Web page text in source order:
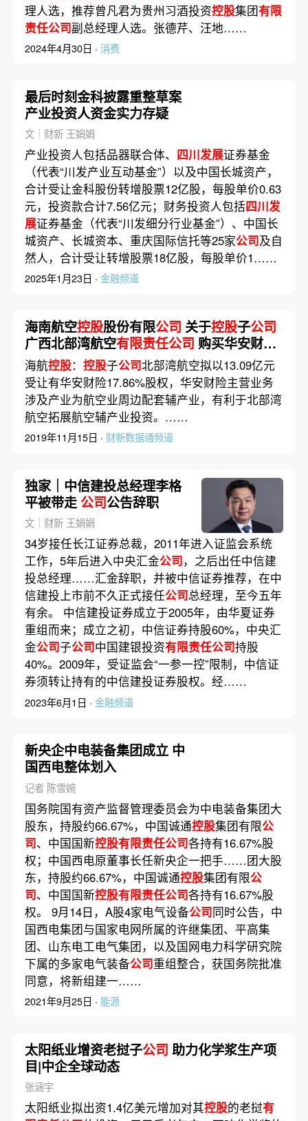
理人选，推荐曾凡君为贵州习酒投资控股集团有限
责任公司副总经理人选。张德芹、汪地……
2024年4月30日 · 消费
最后时刻金科披露重整草案
产业投资人资金实力存疑
文｜财新 王娟娟
产业投资人包括品器联合体、 四川发展证券基金
（代表“川发产业互动基金”）以及中国长城资产，
合计受让金科股份转增股票12亿股，每股单价0.63
元，投资款合计7.56亿元；财务投资人包括四川发
展证券基金（代表“川发细分行业基金”）、中国长
城资产、长城资本、重庆国际信托等25家公司及自
然人，合计受让转增股票18亿股，每股单价1……
2025年1月23日 · 金融频道
海南航空控股股份有限公司 关于控股子公司
广西北部湾航空有限责任公司 购买华安财产
保险股份有限公司股权暨关联交易的公告
海航控股： 控股子公司北部湾航空拟以13.09亿元
受让有华安财险17.86%股权，华安财险主营业务
涉及产业为航空业周边配套辅产业，有利于北部湾
航空拓展航空辅产业投资。……
2019年11月15日 · 财新数据通频道
独家｜中信建投总经理李格
平被带走公司公告辞职
文｜财新 王娟娟
34岁接任长江证券总裁，2011年进入证监会系统
工作，5年后进入中央汇金公司，之后出任中信建
投总经理……汇金辞职，并被中信证券推荐，在中
信建投上市前不久正式接任公司总经理，至今五年
有余。 中信建投证券成立于2005年，由华夏证券
重组而来；成立之初，中信证券持股60%，中央汇
金公司子公司中国建银投资有限责任公司持股
40%。2009年，受证监会“一参一控”限制，中信证
券须转让持有的中信建投证券股权。经……
2023年6月1日 · 金融频道
新央企中电装备集团成立 中
国西电整体划入
记者 陈雪婉
国务院国有资产监督管理委员会为中电装备集团大
股东，持股约66.67%，中国诚通控股集团有限公
司、中国国新控股有限责任公司各持有16.67%股
权；中国西电原董事长任新央企一把手……团大股
东，持股约66.67%，中国诚通控股集团有限公
司、中国国新控股有限责任公司各持有16.67%股
权。 9月14日，A股4家电气设备公司同时公告，中
国西电集团与国家电网所属的许继集团、平高集
团、山东电工电气集团，以及国网电力科学研究院
下属的多家电气装备公司重组整合，获国务院批准
同意，将新组建一……
2021年9月25日 · 能源
太阳纸业增资老挝子公司 助力化学浆生产项
目|中企全球动态
张涵宇
太阳纸业拟出资1.4亿美元增加对其控股的老挝有